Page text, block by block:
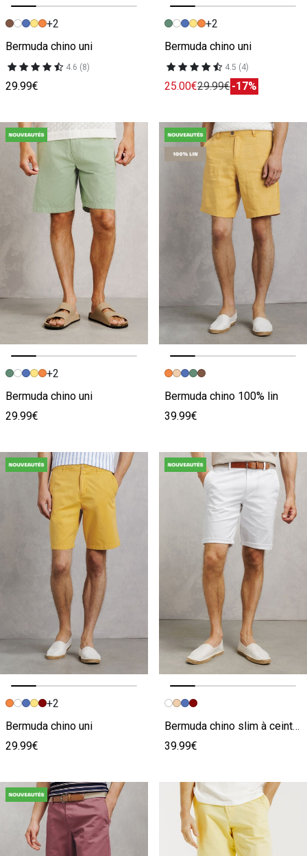
Image précédente
Image suivante
+2
Bermuda chino uni
4.6 (8)
29.99€
Image précédente
Image suivante
+2
Bermuda chino uni
4.5 (4)
25.00€29.99€-17%
Image précédente
Image suivante
+2
Bermuda chino uni
29.99€
Image précédente
Image suivante
Bermuda chino 100% lin
39.99€
Image précédente
Image suivante
+2
Bermuda chino uni
29.99€
Image précédente
Image suivante
Bermuda chino slim à ceinture uni
39.99€